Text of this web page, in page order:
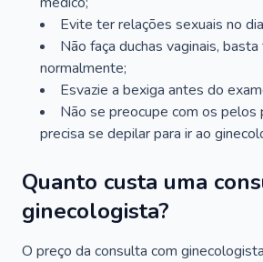
Evite ter relações sexuais no
Não faça duchas vaginais,
normalmente;
Esvazie a bexiga antes do
Não se preocupe com os pelos
precisa se depilar para ir ao
Quanto custa uma
ginecologista?
O preço da consulta com